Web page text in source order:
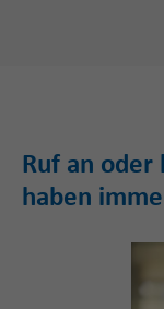
Ruf an
haben